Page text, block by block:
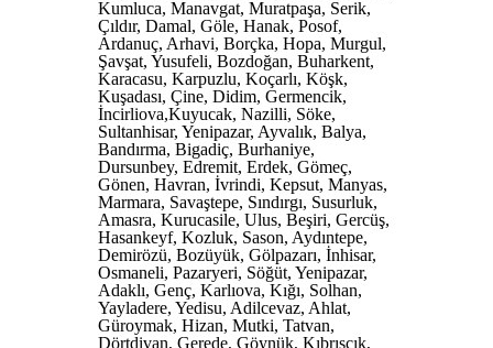
Kumluca, Manavgat, Muratpaşa, Serik,
Çıldır, Damal, Göle, Hanak, Posof,
Ardanuç, Arhavi, Borçka, Hopa, Murgul,
Şavşat, Yusufeli, Bozdoğan, Buharkent,
Karacasu, Karpuzlu, Koçarlı, Köşk,
Kuşadası, Çine, Didim, Germencik,
İncirliova,Kuyucak, Nazilli, Söke,
Sultanhisar, Yenipazar, Ayvalık, Balya,
Bandırma, Bigadiç, Burhaniye,
Dursunbey, Edremit, Erdek, Gömeç,
Gönen, Havran, İvrindi, Kepsut, Manyas,
Marmara, Savaştepe, Sındırgı, Susurluk,
Amasra, Kurucasile, Ulus, Beşiri, Gercüş,
Hasankeyf, Kozluk, Sason, Aydıntepe,
Demirözü, Bozüyük, Gölpazarı, İnhisar,
Osmaneli, Pazaryeri, Söğüt, Yenipazar,
Adaklı, Genç, Karlıova, Kığı, Solhan,
Yayladere, Yedisu, Adilcevaz, Ahlat,
Güroymak, Hizan, Mutki, Tatvan,
Dörtdivan, Gerede, Göynük, Kıbrısçık,